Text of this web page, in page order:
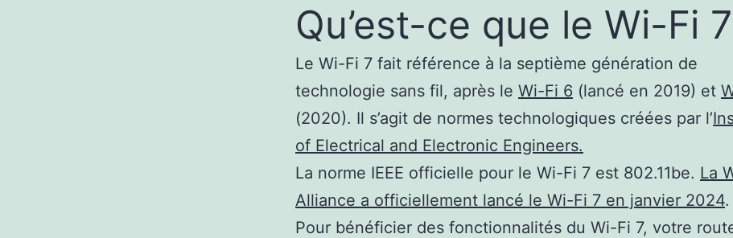
Qu’est-ce que le Wi-Fi
Le Wi-Fi 7 fait référence à la septième génération de
technologie sans fil, après le Wi-Fi 6 (lancé en 2019) et
(2020). Il s’agit de normes technologiques créées par l’
of Electrical and Electronic Engineers.
La norme IEEE officielle pour le Wi-Fi 7 est 802.11be. La
Alliance a officiellement lancé le Wi-Fi 7 en janvier 2024.
Pour bénéficier des fonctionnalités du Wi-Fi 7, votre